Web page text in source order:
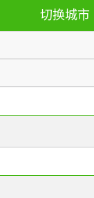
切换城市